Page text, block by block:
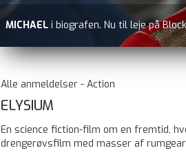
MICHAEL i biografen. Nu til leje på
Alle anmeldelser - Action
ELYSIUM
En science fiction-film om en fremtid,
drengerøvsfilm med masser af